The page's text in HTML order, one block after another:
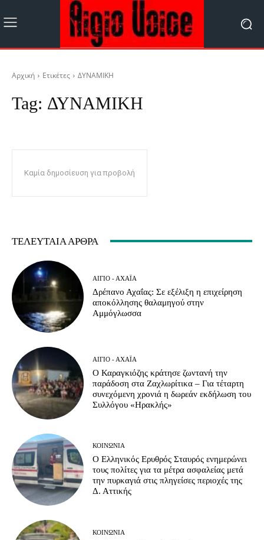
Αρχική Ετικέτες ΔΥΝΑΜΙΚΗ
Tag: ΔΥΝΑΜΙΚΗ
Καμία δημοσίευση για προβολή
ΤΕΛΕΥΤΑΊΑ ΆΡΘΡΑ
ΑΊΓΙΟ - ΑΧΑΪ́Α
Δρέπανο Αχαΐας: Σε εξέλιξη η επιχείρηση
αποκόλλησης θαλαμηγού στην
Αμμόγλωσσα
ΑΊΓΙΟ - ΑΧΑΪ́Α
Ο Καραγκιόζης κράτησε ζωντανή την
παράδοση στα Ζαχλωρίτικα – Για τέταρτη
συνεχόμενη χρονιά η δωρεάν εκδήλωση του
Συλλόγου «Ηρακλής»
ΚΟΙΝΩΝΊΑ
Ο Ελληνικός Ερυθρός Σταυρός ενημερώνει
τους πολίτες για τα μέτρα ασφαλείας μετά
την πυρκαγιά στις πληγείσες περιοχές της
Δ. Αττικής
ΚΟΙΝΩΝΊΑ